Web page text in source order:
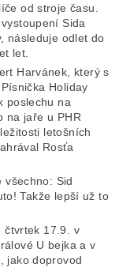
od stroje času.
Sida
následuje odlet do
let.
Harvánek, který s
Holiday
poslechu na
na jaře u PHR
letošních
Rosťa
všechno: Sid
Takže lepší už to
čtvrtek 17.9. v
U bejka a v
jako doprovod